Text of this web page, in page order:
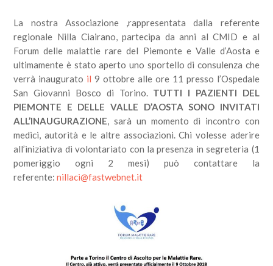
La nostra Associazione ,rappresentata dalla referente
regionale Nilla Ciairano, partecipa da anni al CMID e al
Forum delle malattie rare del Piemonte e Valle d’Aosta e
ultimamente è stato aperto uno sportello di consulenza che
verrà inaugurato il9 ottobre alle ore 11 presso l’Ospedale
San Giovanni Bosco di Torino. TUTTI I PAZIENTI DEL
PIEMONTE E DELLE VALLE D’AOSTA SONO INVITATI
ALL’INAUGURAZIONE, sarà un momento di incontro con
medici, autorità e le altre associazioni. Chi volesse aderire
all’iniziativa di volontariato con la presenza in segreteria (1
pomeriggio ogni 2 mesi) può contattare la
referente:nillaci@fastwebnet.it